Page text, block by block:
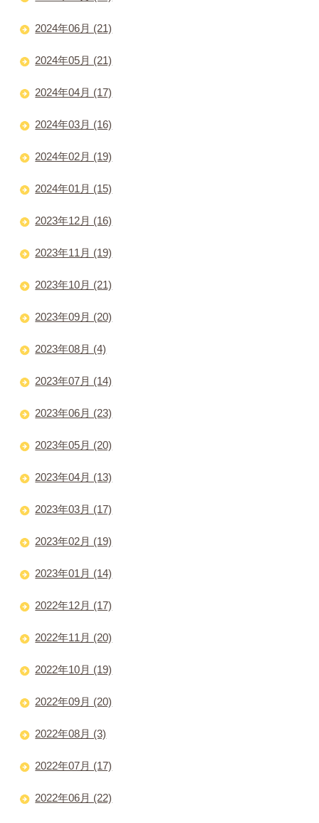
2024年06月 (21)
2024年05月 (21)
2024年04月 (17)
2024年03月 (16)
2024年02月 (19)
2024年01月 (15)
2023年12月 (16)
2023年11月 (19)
2023年10月 (21)
2023年09月 (20)
2023年08月 (4)
2023年07月 (14)
2023年06月 (23)
2023年05月 (20)
2023年04月 (13)
2023年03月 (17)
2023年02月 (19)
2023年01月 (14)
2022年12月 (17)
2022年11月 (20)
2022年10月 (19)
2022年09月 (20)
2022年08月 (3)
2022年07月 (17)
2022年06月 (22)